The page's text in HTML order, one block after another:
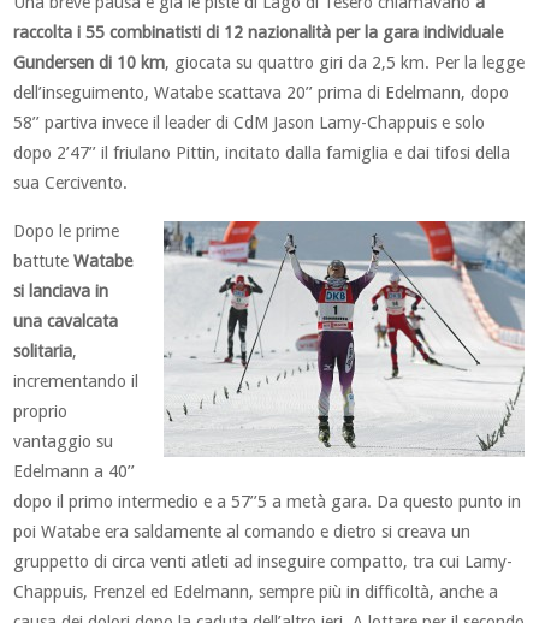
raccolta i 55 combinatisti di 12 nazionalità per la gara individuale
Gundersen di 10 km, giocata su quattro giri da 2,5 km. Per la legge
dell’inseguimento, Watabe scattava 20’’ prima di Edelmann, dopo
58’’ partiva invece il leader di CdM Jason Lamy-Chappuis e solo
dopo 2’47’’ il friulano Pittin, incitato dalla famiglia e dai tifosi della
sua Cercivento.
Dopo le prime
battuteWatabe
si lanciava in
una cavalcata
solitaria,
incrementando il
proprio
vantaggio su
Edelmann a 40’’
dopo il primo intermedio e a 57’’5 a metà gara. Da questo punto in
poi Watabe era saldamente al comando e dietro si creava un
gruppetto di circa venti atleti ad inseguire compatto, tra cui Lamy-
Chappuis, Frenzel ed Edelmann, sempre più in difficoltà, anche a